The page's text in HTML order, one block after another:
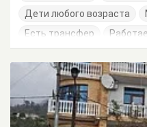
Дети любого возраста
Есть трансфер